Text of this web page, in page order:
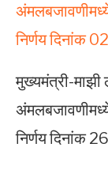
निर्णय दिनांक
मुख्यमंत्री-माझी
निर्णय दिनांक